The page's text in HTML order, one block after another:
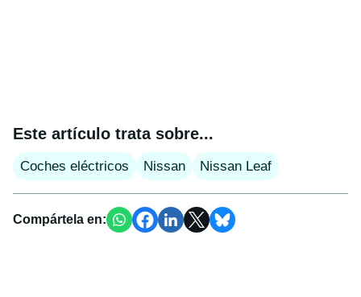
Este artículo trata sobre...
Coches eléctricos Nissan Nissan Leaf
Compártela en: